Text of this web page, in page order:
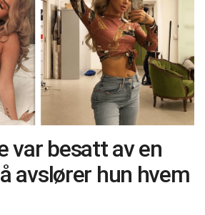
var besatt av en
avslører hun hvem